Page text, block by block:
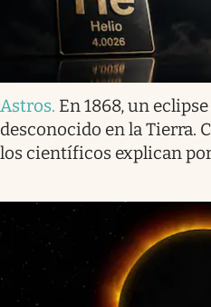
Astros. En 1868, un
desconocido en la Tierra.
los científicos explican